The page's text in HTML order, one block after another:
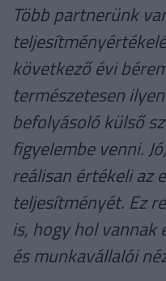
Több partnerünk
következő évi
természetesen
befolyásoló külső
figyelembe venni.
reálisan értékeli az
teljesítményét. Ez
is, hogy hol vannak
és munkavállalói